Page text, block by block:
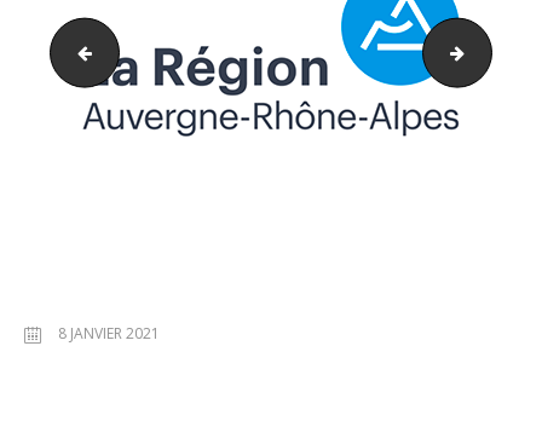
partner1 logo-
8 JANVIER 2021